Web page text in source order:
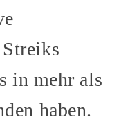
in mehr als
haben.